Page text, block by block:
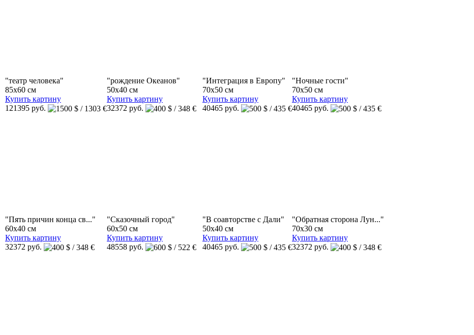
"театр человека"
85x60 см
Купить картину
121395 руб.
"рождение Океанов"
50x40 см
Купить картину
32372 руб.
"Интеграция в Европу"
70x50 см
Купить картину
40465 руб.
"Ночные гости"
70x50 см
Купить картину
40465 руб.
"Пять причин конца св..."
60x40 см
Купить картину
32372 руб.
"Сказочный город"
60x50 см
Купить картину
48558 руб.
"В соавторстве с Дали"
50x40 см
Купить картину
40465 руб.
"Обратная сторона Лун..."
70x30 см
Купить картину
32372 руб.